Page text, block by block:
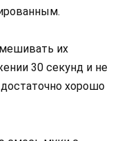
их
30 секунд и не
хорошо